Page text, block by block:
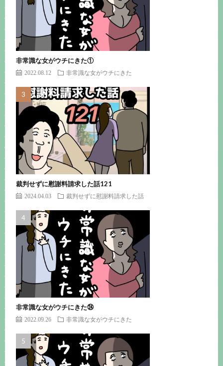
非常識な女がウチにきた①
2022.08.12 非常識な女がウチにきた
裁判せずに慰謝料請求した話121
2024.04.03 裁判せずに慰謝料請求した話
非常識な女がウチにきた㉔
2022.09.26 非常識な女がウチにきた